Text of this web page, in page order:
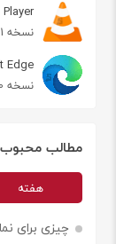
نسخه 3.0.21
Edge
نسخه 145.0.3800.70
مطالب محبوب
هفته
چیزی برای